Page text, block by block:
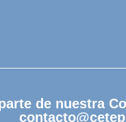
de nuestra